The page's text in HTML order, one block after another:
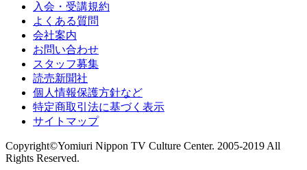
入会・受講規約
よくある質問
会社案内
お問い合わせ
スタッフ募集
読売新聞社
個人情報保護方針など
特定商取引法に基づく表示
サイトマップ
Copyright©Yomiuri Nippon TV Culture Center. 2005-2019 All
Rights Reserved.